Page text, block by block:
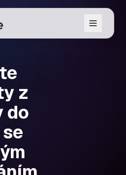
z
do